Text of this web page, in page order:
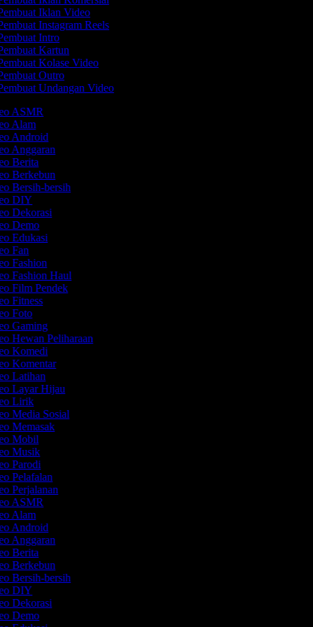
Iklan Video
Instagram Reels
Intro
Kartun
Kolase Video
Outro
Undangan Video
ASMR
Alam
Android
Anggaran
Berita
Berkebun
Bersih-bersih
DIY
Dekorasi
Demo
Edukasi
Fan
Fashion
Fashion Haul
Film Pendek
Fitness
Foto
Gaming
Hewan Peliharaan
Komedi
Komentar
Latihan
Layar Hijau
Lirik
Media Sosial
Memasak
Mobil
Musik
Parodi
Pelafalan
Perjalanan
ASMR
Alam
Android
Anggaran
Berita
Berkebun
Bersih-bersih
DIY
Dekorasi
Demo